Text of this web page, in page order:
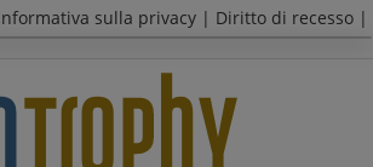
sulla privacy | Diritto di recesso |